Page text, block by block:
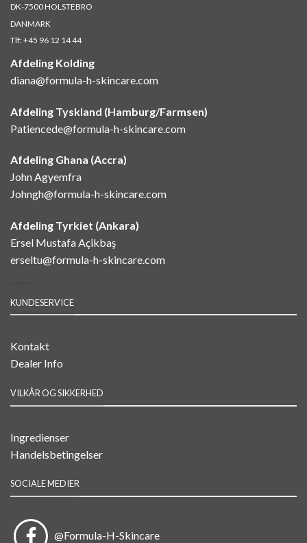
DK-7500 HOLSTEBRO
DANMARK
Tlf:+45 96 12 14 44
Afdeling Kolding
diana@formula-h-skincare.com
Afdeling Tyskland (Hamburg/Farmsen)
Patiencede@formula-h-skincare.com
Afdeling Ghana (Accra)
John Agyemfra
Johngh@formula-h-skincare.com
Afdeling Tyrkiet (Ankara)
Ersel Mustafa Açikbaş
erseltu@formula-h-skincare.com
KUNDESERVICE
Kontakt
Dealer Info
VILKÅR OG SIKKERHED
Ingredienser
Handelsbetingelser
SOCIALE MEDIER
@Formula-H-Skincare